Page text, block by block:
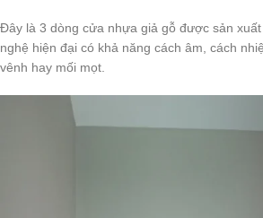
Đây là 3 dòng cửa nhựa giả gỗ được sản
nghệ hiện đại có khả năng cách âm, cách
vênh hay mối mọt.